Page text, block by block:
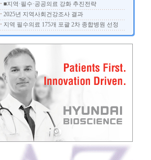
■지역·필수·공공의료 강화 추진전략
2025년 지역사회건강조사 결과
지역 필수의료 175개 포괄 2차 종합병원 선정